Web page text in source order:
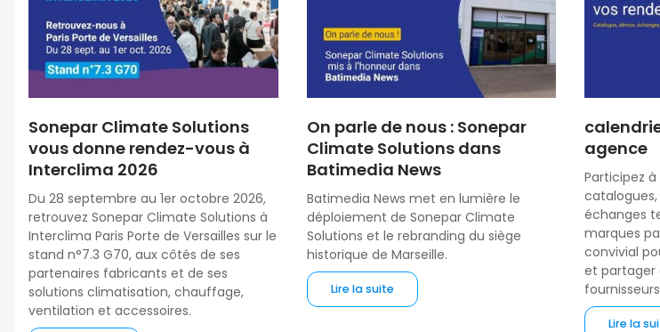
Sonepar Climate Solutions
vous donne rendez-vous à
Interclima 2026
Du 28 septembre au 1er octobre 2026,
retrouvez Sonepar Climate Solutions à
Interclima Paris Porte de Versailles sur le
stand n°7.3 G70, aux côtés de ses
partenaires fabricants et de ses
solutions climatisation, chauffage,
ventilation et accessoires.
On parle de nous : Sonepar
Climate Solutions dans
Batimedia News
Batimedia News met en lumière le
déploiement de Sonepar Climate
Solutions et le rebranding du siège
historique de Marseille.
Lire la suite
agence
Participez
échanges
marques
convivial
et partager
Lire la